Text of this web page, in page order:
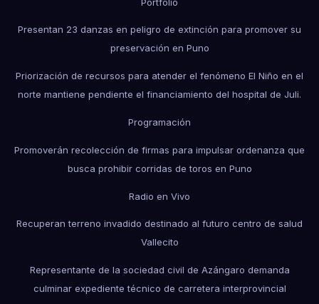
Presentan 23 danzas en peligro de extinción para promover su
preservación en Puno
Priorización de recursos para atender el fenómeno El Niño en el
norte mantiene pendiente el financiamiento del hospital de Juli.
Programación
Promoverán recolección de firmas para impulsar ordenanza que
busca prohibir corridas de toros en Puno
Radio en Vivo
Recuperan terreno invadido destinado al futuro centro de salud
Vallecito
Representante de la sociedad civil de Azángaro demanda
culminar expediente técnico de carretera interprovincial